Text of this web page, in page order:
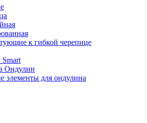
к гибкой черепице
Ондулин
элементы для ондулина